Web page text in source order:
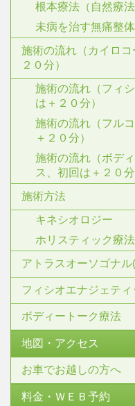
根本療法（自然療法
未病を治す無痛整体
施術の流れ（カイロ
２０分）
施術の流れ（フィ
は＋２０分）
施術の流れ（フル
＋２０分）
施術の流れ（ボデ
ス、初回は＋２０分
施術方法
キネシオロジー
ホリスティック療法
アトラスオーソゴナル
フィシオエナジェティ
ボディートーク療法
地図・アクセス
お車でお越しの方へ
料金・ＷＥＢ予約